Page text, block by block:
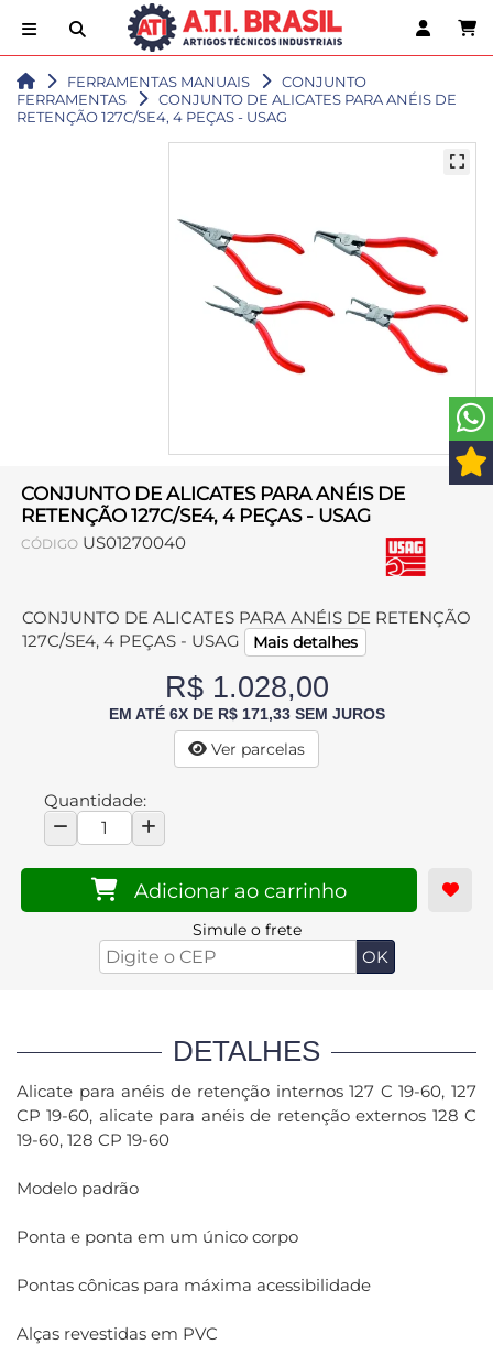
FERRAMENTAS MANUAIS
CONJUNTO
FERRAMENTAS
CONJUNTO DE ALICATES PARA ANÉIS DE
RETENÇÃO 127C/SE4, 4 PEÇAS - USAG
CONJUNTO DE ALICATES PARA ANÉIS DE
RETENÇÃO 127C/SE4, 4 PEÇAS - USAG
CÓDIGO US01270040
CONJUNTO DE ALICATES PARA ANÉIS DE RETENÇÃO
127C/SE4, 4 PEÇAS - USAG
Mais detalhes
R$ 1.028,00
EM ATÉ 6X DE R$ 171,33 SEM JUROS
Ver parcelas
Quantidade:
Adicionar ao carrinho
Simule o frete
DETALHES
Alicate para anéis de retenção internos 127 C 19-60, 127
CP 19-60, alicate para anéis de retenção externos 128 C
19-60, 128 CP 19-60
Modelo padrão
Ponta e ponta em um único corpo
Pontas cônicas para máxima acessibilidade
Alças revestidas em PVC